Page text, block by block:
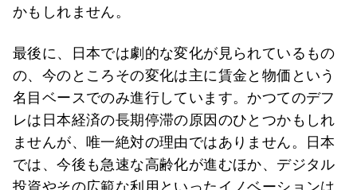
かもしれません。
最後に、日本では劇的な変化が見られているもの
の、今のところその変化は主に賃金と物価という
名目ベースでのみ進行しています。かつてのデフ
レは日本経済の長期停滞の原因のひとつかもしれ
ませんが、唯一絶対の理由ではありません。日本
では、今後も急速な高齢化が進むほか、デジタル
投資やその広範な利用といったイノベーションは